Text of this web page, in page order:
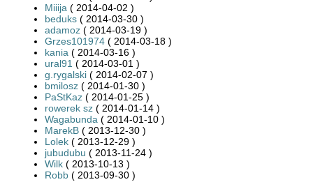
Miiija ( 2014-04-02 )
beduks ( 2014-03-30 )
adamoz ( 2014-03-19 )
Grzes101974 ( 2014-03-18 )
kania ( 2014-03-16 )
ural91 ( 2014-03-01 )
g.rygalski ( 2014-02-07 )
bmilosz ( 2014-01-30 )
PaStKaz ( 2014-01-25 )
rowerek sz ( 2014-01-14 )
Wagabunda ( 2014-01-10 )
MarekB ( 2013-12-30 )
Lolek ( 2013-12-29 )
jubudubu ( 2013-11-24 )
Wilk ( 2013-10-13 )
Robb ( 2013-09-30 )